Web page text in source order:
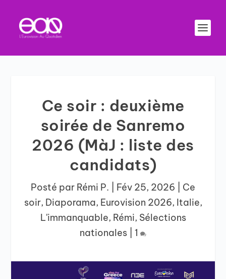
Ce soir : deuxième
soirée de Sanremo
2026 (MàJ : liste des
candidats)
Posté par Rémi P. Fév 25, 2026
Ce
soir, Diaporama, Eurovision 2026, Italie,
L'immanquable, Rémi, Sélections
nationales
1